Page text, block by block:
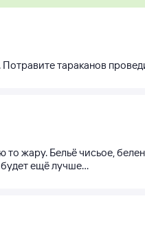
тараканов
то жару. Бельё чисьое,
ещё лучше...